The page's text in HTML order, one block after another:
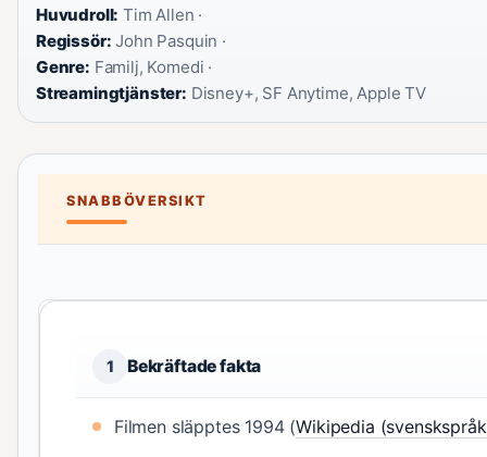
Huvudroll: Tim Allen ·
Regissör: John Pasquin ·
Genre: Familj, Komedi ·
Streamingtjänster: Disney+, SF Anytime, Apple TV
SNABBÖVERSIKT
1 Bekräftade fakta
Filmen släpptes 1994 (Wikipedia